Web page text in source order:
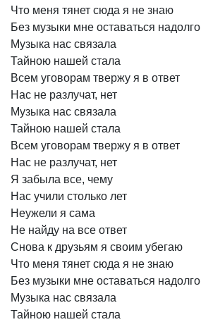
Что меня тянет сюда я не знаю
Без музыки мне оставаться надолго
Музыка нас связала
Тайною нашей стала
Всем уговорам твержу я в ответ
Нас не разлучат, нет
Музыка нас связала
Тайною нашей стала
Всем уговорам твержу я в ответ
Нас не разлучат, нет
Я забыла все, чему
Нас учили столько лет
Неужели я сама
Не найду на все ответ
Снова к друзьям я своим убегаю
Что меня тянет сюда я не знаю
Без музыки мне оставаться надолго
Музыка нас связала
Тайною нашей стала